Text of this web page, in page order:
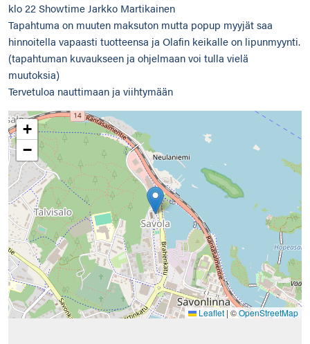
klo 22 Showtime Jarkko Martikainen
Tapahtuma on muuten maksuton mutta popup myyjät saa
hinnoitella vapaasti tuotteensa ja Olafin keikalle on lipunmyynti.
(tapahtuman kuvaukseen ja ohjelmaan voi tulla vielä
muutoksia)
Tervetuloa nauttimaan ja viihtymään
+
−
Leaflet |©OpenStreetMap